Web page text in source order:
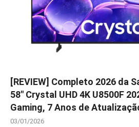
[REVIEW] Completo 2026 da
58″ Crystal UHD 4K U8500F
Gaming, 7 Anos de
03/01/2026